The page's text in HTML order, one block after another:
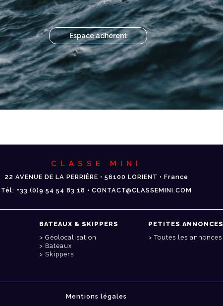
Espace adhérent
CLASSE MINI
22 AVENUE DE LA PERRIÈRE • 56100 LORIENT • France
Tél: +33 (0)9 54 54 83 18 • CONTACT@CLASSEMINI.COM
BATEAUX & SKIPPERS
Géolocalisation
Bateaux
Skippers
PETITES ANNONCES
Toutes les annonces
Mentions légales